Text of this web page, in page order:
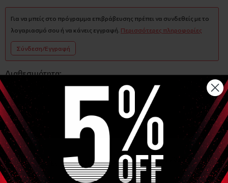
Για να μπείς στο πρόγραμμα επιβράβευσης πρέπει να συνδεθείς με το
λογαριασμό σου ή να κάνεις εγγραφή. Περισσότερες πληροφορίες
Σύνδεση/Εγγραφή
Διαθεσιμότητα:
Διαθέσιμο
Αθήνα Διαθέσιμο
Θεσσαλονίκη Διαθέσιμο
Ηράκλειο
(Κρήτης)
Διαθέσιμο σε 1 - 3 ημέρες